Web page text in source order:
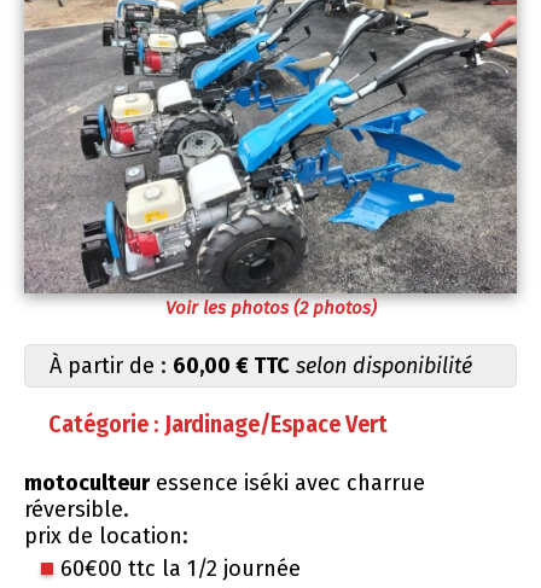
Voir les photos (2 photos)
À partir de : 60,00 € TTC selon disponibilité
Catégorie : Jardinage/Espace Vert
motoculteuressence iséki avec charrue
réversible.
prix de location:
60€00 ttc la 1/2 journée